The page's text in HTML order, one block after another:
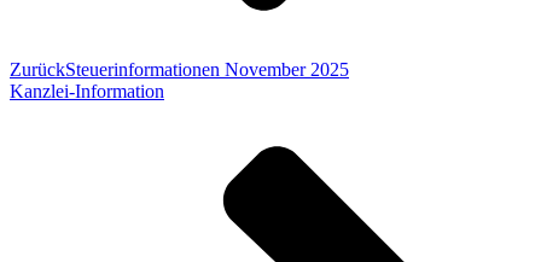
ZurückSteuerinformationen November 2025
Kanzlei-Information